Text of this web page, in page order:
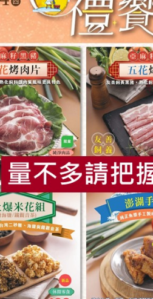
舍利蓮有限公司
優質牛腱切塊(舍利
蓮)-300g
300公克
葷
冷凍
$285
鑫溶實業股份有限公司
馬舌鰈(扁鱈)-有肚洞-660g
食譜 減硝酸鹽 雞蛋